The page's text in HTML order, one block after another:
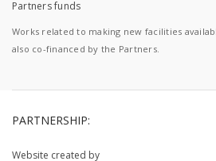
Partners funds
Works related to making new facilities
also co-financed by the Partners.
PARTNERSHIP:
Website created by